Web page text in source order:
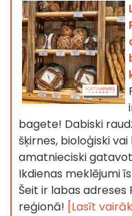
bagete! Dabiski
šķirnes, bioloģiski
amatnieciski
Ikdienas meklējumi
Šeit ir labas
reģionā! [Lasīt